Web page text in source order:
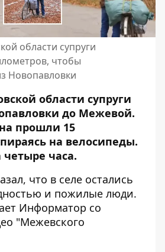
области супруги
чтобы
Новопавловки
области супруги
до Межевой.
прошли 15
на велосипеды.
четыре часа.
что в селе остались
и пожилые люди.
Информатор со
"Межевского